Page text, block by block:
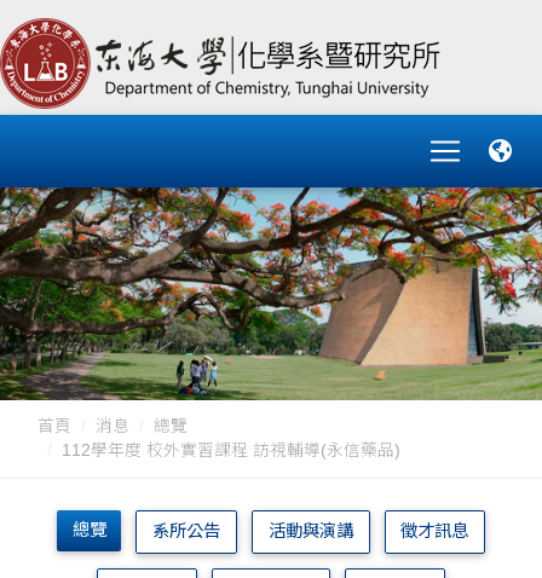
首頁 消息
總覽
112學年度 校外實習課程 訪視輔導(永信藥品)
總覽 系所公告 活動與演講 徵才訊息